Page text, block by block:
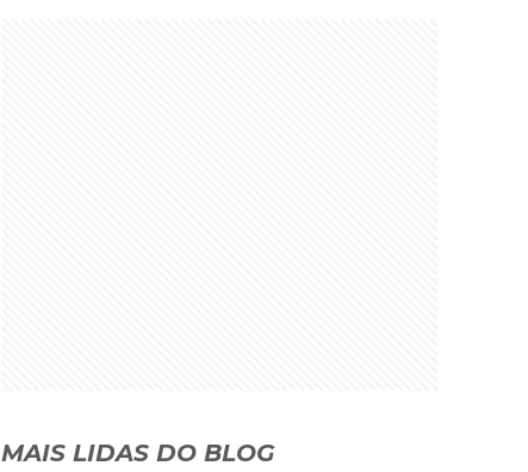
MAIS LIDAS DO BLOG